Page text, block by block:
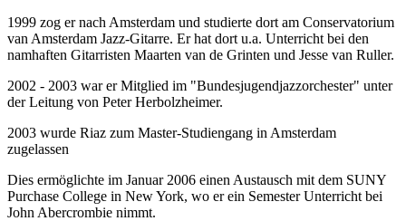
1999 zog er nach Amsterdam und studierte dort am Conservatorium
van Amsterdam Jazz-Gitarre. Er hat dort u.a. Unterricht bei den
namhaften Gitarristen Maarten van de Grinten und Jesse van Ruller.
2002 - 2003 war er Mitglied im "Bundesjugendjazzorchester" unter
der Leitung von Peter Herbolzheimer.
2003 wurde Riaz zum Master-Studiengang in Amsterdam
zugelassen
Dies ermöglichte im Januar 2006 einen Austausch mit dem SUNY
Purchase College in New York, wo er ein Semester Unterricht bei
John Abercrombie nimmt.